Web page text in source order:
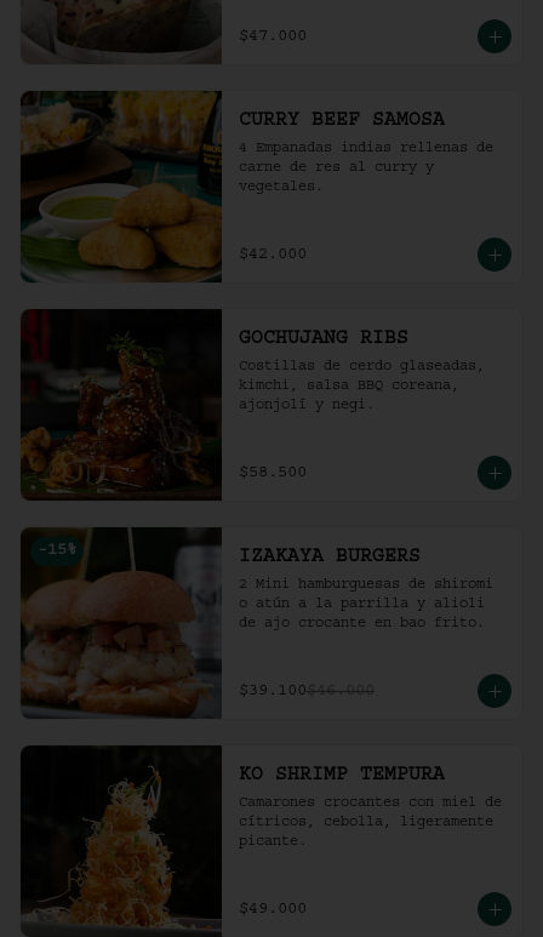
$47.000
CURRY BEEF SAMOSA
4 Empanadas indias rellenas de
carne de res al curry y
vegetales.
$42.000
GOCHUJANG RIBS
Costillas de cerdo glaseadas,
kimchi, salsa BBQ coreana,
ajonjolí y negi.
$58.500
-15 % IZAKAYA BURGERS
2 Mini hamburguesas de shiromi
o atún a la parrilla y alioli
de ajo crocante en bao frito.
$39.100$46.000
KO SHRIMP TEMPURA
Camarones crocantes con miel de
cítricos, cebolla, ligeramente
picante.
$49.000